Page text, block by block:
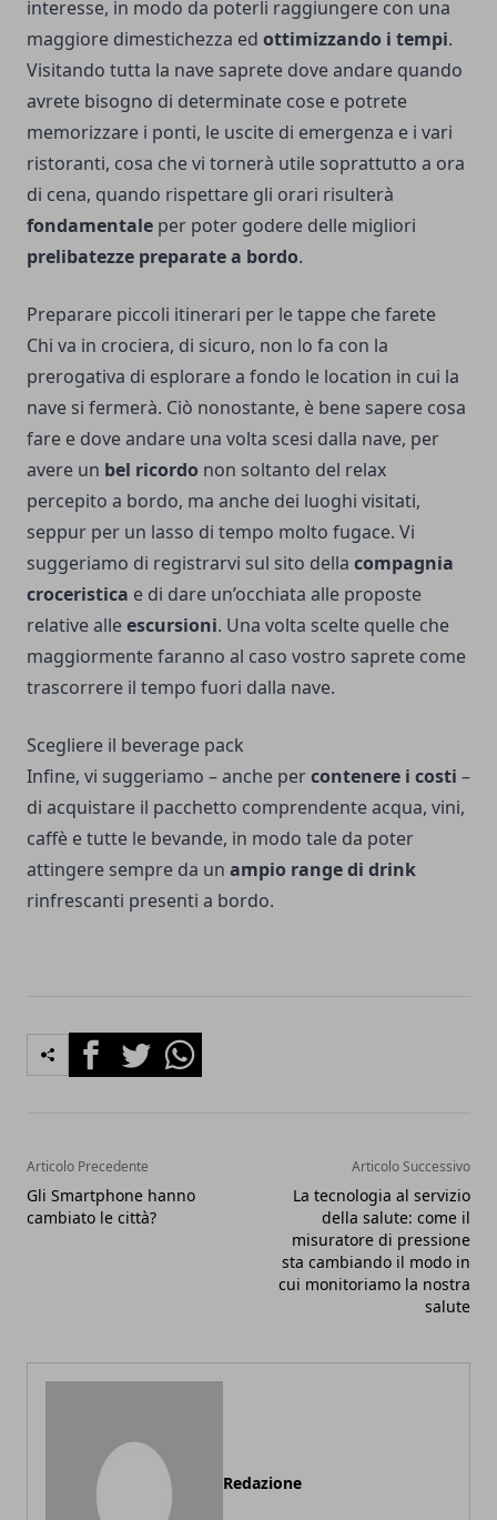
interesse, in modo da poterli raggiungere con una
maggiore dimestichezza ed ottimizzando i tempi.
Visitando tutta la nave saprete dove andare quando
avrete bisogno di determinate cose e potrete
memorizzare i ponti, le uscite di emergenza e i vari
ristoranti, cosa che vi tornerà utile soprattutto a ora
di cena, quando rispettare gli orari risulterà
fondamentale per poter godere delle migliori
prelibatezze preparate a bordo.
Preparare piccoli itinerari per le tappe che farete
Chi va in crociera, di sicuro, non lo fa con la
prerogativa di esplorare a fondo le location in cui la
nave si fermerà. Ciò nonostante, è bene sapere cosa
fare e dove andare una volta scesi dalla nave, per
avere un bel ricordo non soltanto del relax
percepito a bordo, ma anche dei luoghi visitati,
seppur per un lasso di tempo molto fugace. Vi
suggeriamo di registrarvi sul sito della compagnia
croceristica e di dare un’occhiata alle proposte
relative alleescursioni. Una volta scelte quelle che
maggiormente faranno al caso vostro saprete come
trascorrere il tempo fuori dalla nave.
Scegliere il beverage pack
Infine, vi suggeriamo – anche percontenere i costi –
di acquistare il pacchetto comprendente acqua, vini,
caffè e tutte le bevande, in modo tale da poter
attingere sempre da un ampio range di drink
rinfrescanti presenti a bordo.
FacebookTwitterWhatsapp
Articolo Precedente
Gli Smartphone hanno
cambiato le città?
Articolo Successivo
La tecnologia al servizio
della salute: come il
misuratore di pressione
sta cambiando il modo in
cui monitoriamo la nostra
salute
Redazione